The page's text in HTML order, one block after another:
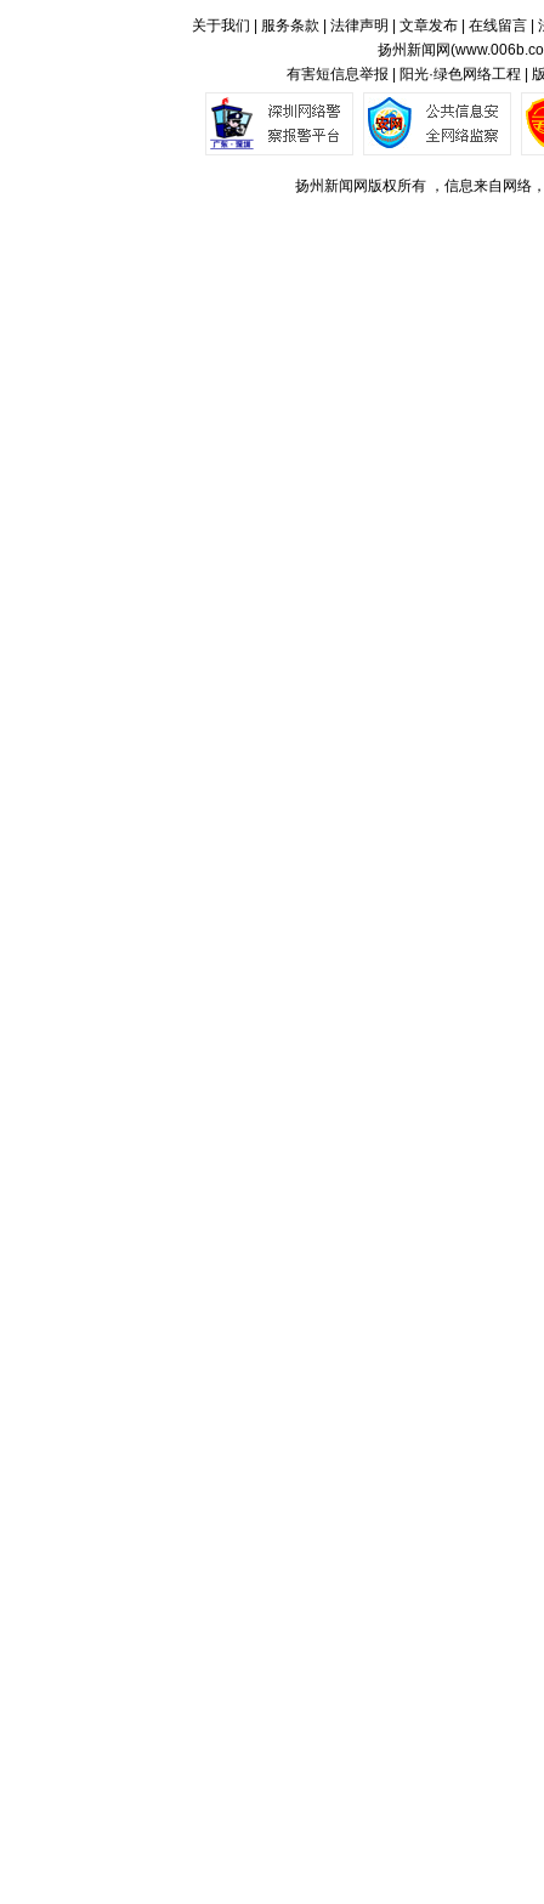
关于我们 服务条款 法律声明 文章发布| 在线留言|
扬州新闻网(
有害短信息举报 | 阳光·绿色网络工程 |
扬州新闻网版权所有 ，信息来自网络